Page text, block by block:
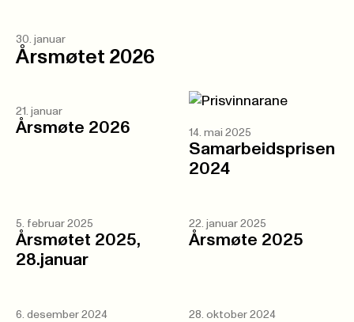
30. januar
Årsmøtet 2026
21. januar
Årsmøte 2026 14. mai 2025
Samarbeidsprisen
2024
5. februar 2025
Årsmøtet 2025,
28.januar
22. januar 2025
Årsmøte 2025
6. desember 2024 28. oktober 2024